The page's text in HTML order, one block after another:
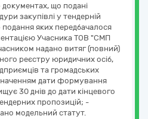
документах, що подані
закупівлі у тендерній
подання яких передбачалося
Учасника ТОВ "СМП
надано витяг (повний)
реєстру юридичних осіб,
та громадських
дати формування
30 днів до дати кінцевого
пропозицій; -
модельний статут.